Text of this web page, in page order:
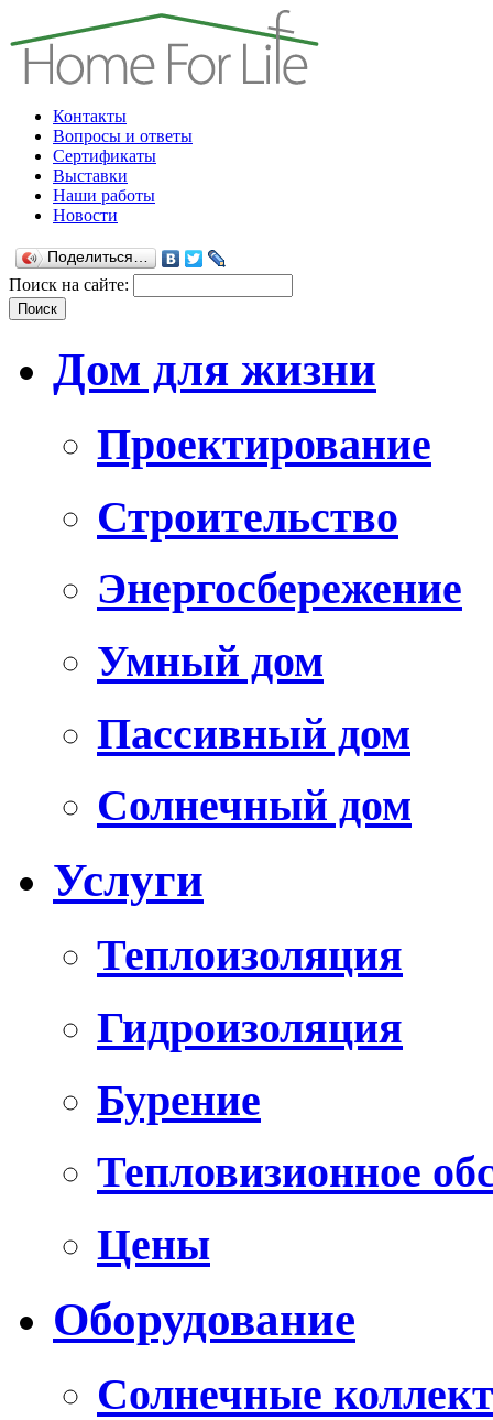
Контакты
Вопросы и ответы
Сертификаты
Выставки
Наши работы
Новости
Поделиться…
Поиск на сайте:
Дом для жизни
Проектирование
Строительство
Энергосбережение
Умный дом
Пассивный дом
Солнечный дом
Услуги
Теплоизоляция
Гидроизоляция
Бурение
Тепловизионное
Цены
Оборудование
Солнечные